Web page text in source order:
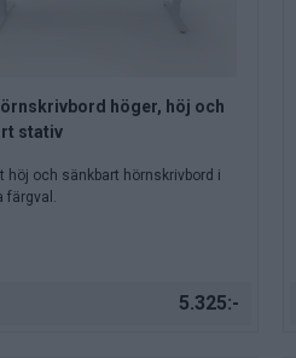
höger, höj och
stativ
höj och sänkbart hörnskrivbord i
färgval.
5.325:-